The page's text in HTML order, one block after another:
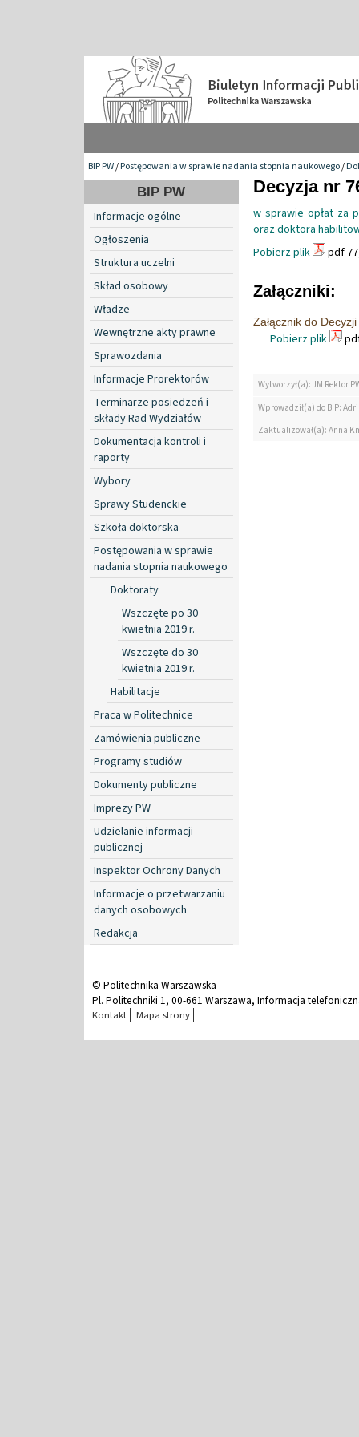
BIP PW/Postępowania w sprawie nadania stopnia naukowego/
BIP PW
Informacje ogólne
Ogłoszenia
Struktura uczelni
Skład osobowy
Władze
Wewnętrzne akty prawne
Sprawozdania
Informacje Prorektorów
Terminarze posiedzeń i
składy Rad Wydziałów
Dokumentacja kontroli i
raporty
Wybory
Sprawy Studenckie
Szkoła doktorska
Postępowania w sprawie
nadania stopnia naukowego
Doktoraty
Wszczęte po 30
kwietnia 2019 r.
Wszczęte do 30
kwietnia 2019 r.
Habilitacje
Praca w Politechnice
Zamówienia publiczne
Programy studiów
Dokumenty publiczne
Imprezy PW
Udzielanie informacji
publicznej
Inspektor Ochrony Danych
Informacje o przetwarzaniu
danych osobowych
Redakcja
Decyzja nr
w sprawie opłat za
oraz doktora
Pobierz plik
pdf
Załączniki:
Załącznik do
Pobierz plik
Wytworzył(a): JM Rektor
Wprowadził(a) do BIP:
Zaktualizował(a): Anna
© Politechnika Warszawska
Pl. Politechniki 1, 00-661 Warszawa, Informacja
Kontakt Mapa strony